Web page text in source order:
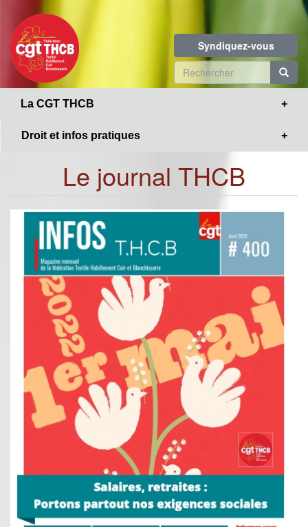
contenu
principal
Syndiquez-vous
Formulaire
de
La CGT THCB
Droit et infos pratiques
Le journal THCB